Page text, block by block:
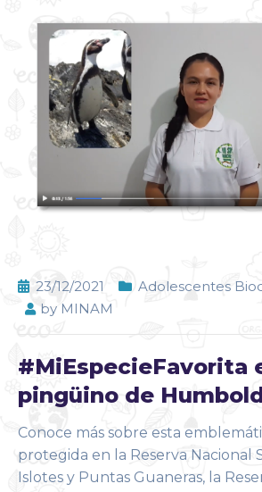
23/12/2021
Adolescentes
by MINAM
#MiEspecieFavorita
pingüino de
Conoce más sobre esta
protegida en la Reserva Nacional
Islotes y Puntas Guaneras, la